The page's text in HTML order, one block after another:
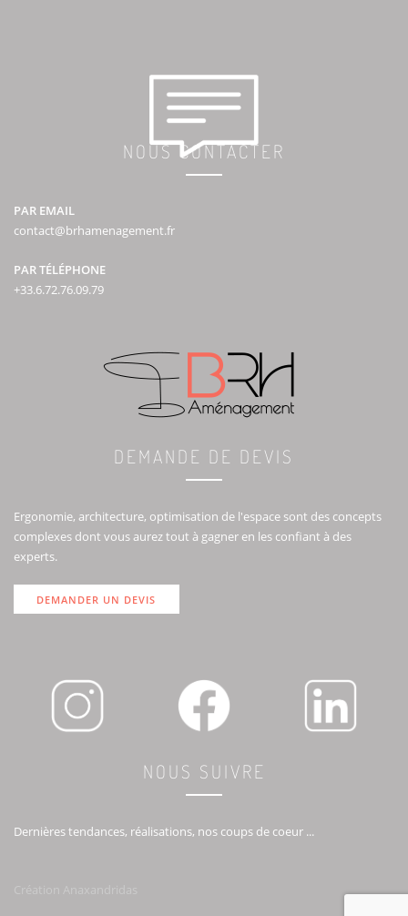
NOUS CONTACTER
PAR EMAIL
contact@brhamenagement.fr
PAR TÉLÉPHONE
+33.6.72.76.09.79
DEMANDE DE DEVIS
Ergonomie, architecture, optimisation de l'espace sont des concepts
complexes dont vous aurez tout à gagner en les confiant à des
experts.
DEMANDER UN DEVIS
NOUS SUIVRE
Dernières tendances, réalisations, nos coups de coeur ...